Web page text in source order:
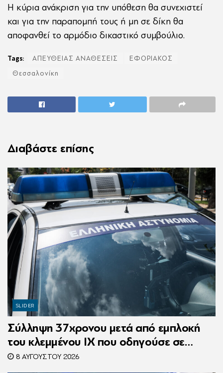
Η κύρια ανάκριση για την υπόθεση θα συνεχιστεί
και για την παραπομπή τους ή μη σε δίκη θα
αποφανθεί το αρμόδιο δικαστικό συμβούλιο.
Tags: ΑΠΕΥΘΕΙΑΣ ΑΝΑΘΕΣΕΙΣ
ΕΦΟΡΙΑΚΟΣ
Θεσσαλονίκη
Διαβάστε επίσης
SLIDER
Σύλληψη 37χρονου μετά από εμπλοκή
του κλεμμένου ΙΧ που οδηγούσε σε
τροχαίο
8 ΑΥΓΟΎΣΤΟΥ 2026